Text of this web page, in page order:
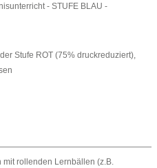
- STUFE BLAU -
Stufe ROT (75% druckreduziert),
rollenden Lernbällen (z.B.